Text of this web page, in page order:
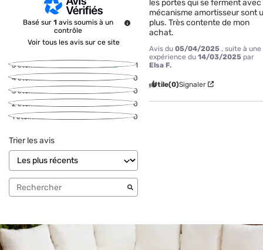
Basé sur 1 avis soumis à un
contrôle
Voir tous les avis sur ce site
5étoiles
1
4étoiles
0
3étoiles
0
2étoiles
0
1étoile 0
Trier les avis
les portes qui se ferment avec
mécanisme amortisseur sont
plus. Très contente de mon
achat.
Avis du05/04/2025 , suite à une
expérience du14/03/2025 par
Elsa F.
Utile(0)Signaler